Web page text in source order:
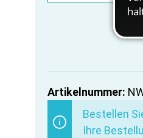
Artikelnummer:
Bestellen
Ihre